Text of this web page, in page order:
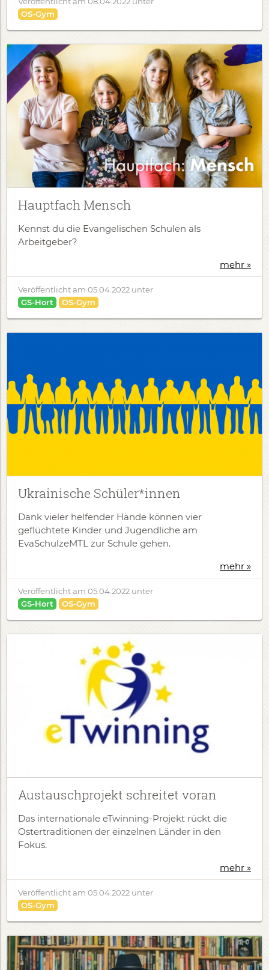
OS-Gym
Hauptfach Mensch
Kennst du die Evangelischen Schulen als
Arbeitgeber?
mehr »
Veröffentlicht am 05.04.2022 unter
GS-Hort
OS-Gym
Ukrainische Schüler*innen
Dank vieler helfender Hände können vier
geflüchtete Kinder und Jugendliche am
EvaSchulzeMTL zur Schule gehen.
mehr »
Veröffentlicht am 05.04.2022 unter
GS-Hort
OS-Gym
Austauschprojekt schreitet voran
Das internationale eTwinning-Projekt rückt die
Ostertraditionen der einzelnen Länder in den
Fokus.
mehr »
Veröffentlicht am 05.04.2022 unter
OS-Gym